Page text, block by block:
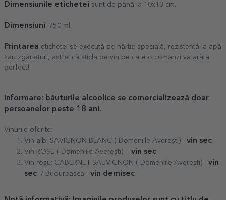
Dimensiunile etichetei sunt de până la 10x13 cm.
Dimensiuni: 750 ml
Printarea etichetei se execută pe hârtie specială, rezistentă la apă
sau zgârieturi, astfel că sticla de vin pe care o comanzi va arăta
perfect!
Informare: băuturile alcoolice se comercializează doar
persoanelor peste 18 ani.
Vinurile oferite:
Vin alb: SAVIGNON BLANC ( Domeniile Averești) - vin sec
Vin ROSE ( Domeniile Averești) - vin sec
Vin roșu: CABERNET SAUVIGNON ( Domeniile Averești) - vin
sec / Budureasca - vin demisec